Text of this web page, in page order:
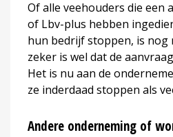
Of alle veehouders die een
of Lbv-plus hebben
hun bedrijf stoppen, is nog
zeker is wel dat de
Het is nu aan de
ze inderdaad stoppen als
Andere onderneming of